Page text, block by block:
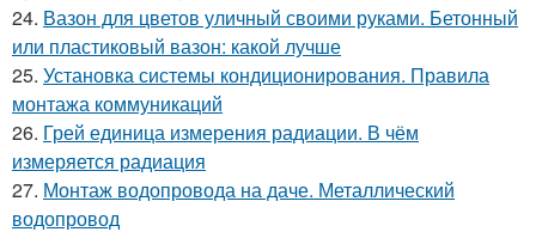
24. Вазон для цветов уличный своими руками. Бетонный
или пластиковый вазон: какой лучше
25. Установка системы кондиционирования. Правила
монтажа коммуникаций
26. Грей единица измерения радиации. В чём
измеряется радиация
27. Монтаж водопровода на даче. Металлический
водопровод